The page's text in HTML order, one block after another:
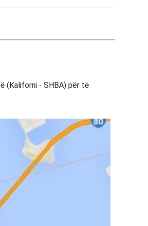
(Kaliforni - SHBA) për të